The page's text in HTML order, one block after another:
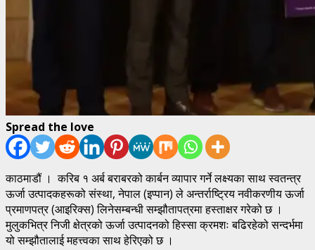
Spread the love
काठमाडौं । करिब १ अर्ब बराबरको कार्बन व्यापार गर्ने लक्ष्यका साथ स्वतन्त्र
ऊर्जा उत्पादकहरूको संस्था, नेपाल (इप्पान) ले अन्तर्राष्ट्रिय नवीकरणीय ऊर्जा
प्रमाणपत्र (आइरिक्स) लिनेसम्बन्धी सम्झौतापत्रमा हस्ताक्षर गरेको छ ।
मुलुकभित्र निजी क्षेत्रको ऊर्जा उत्पादनको हिस्सा क्रमशः बढिरहेको सन्दर्भमा
यो सम्झौतालाई महत्त्वका साथ हेरिएको छ ।